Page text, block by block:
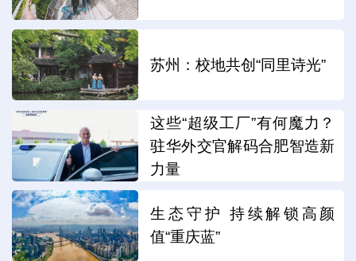
苏州：校地共创“同里诗光”
这些“超级工厂”有何魔力？
驻华外交官解码合肥智造新
力量
生态守护 持续解锁高颜
值“重庆蓝”